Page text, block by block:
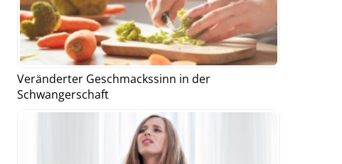
Veränderter Geschmackssinn in der
Schwangerschaft